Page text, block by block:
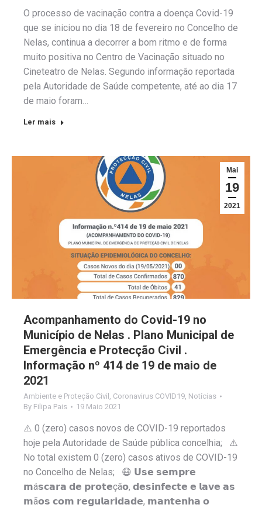
O processo de vacinação contra a doença Covid-19
que se iniciou no dia 18 de fevereiro no Concelho de
Nelas, continua a decorrer a bom ritmo e de forma
muito positiva no Centro de Vacinação situado no
Cineteatro de Nelas. Segundo informação reportada
pela Autoridade de Saúde competente, até ao dia 17
de maio foram…
Ler mais
Mai
19
2021
Acompanhamento do Covid-19 no
Município de Nelas . Plano Municipal de
Emergência e Protecção Civil .
Informação nº 414 de 19 de maio de
2021
Ambiente e Proteção Civil , Coronavirus COVID19, Notícias
By Filipa Pais 19 Maio 2021
⚠️ 0 (zero) casos novos de COVID-19 reportados
hoje pela Autoridade de Saúde pública concelhia; ⚠️
No total existem 0 (zero) casos ativos de COVID-19
no Concelho de Nelas; 😷 𝗨𝘀𝗲 𝘀𝗲𝗺𝗽𝗿𝗲
𝗺á𝘀𝗰𝗮𝗿𝗮 𝗱𝗲 𝗽𝗿𝗼𝘁𝗲çã𝗼, 𝗱𝗲𝘀𝗶𝗻𝗳𝗲𝗰𝘁𝗲 𝗲 𝗹𝗮𝘃𝗲 𝗮𝘀
𝗺ã𝗼𝘀 𝗰𝗼𝗺 𝗿𝗲𝗴𝘂𝗹𝗮𝗿𝗶𝗱𝗮𝗱𝗲, 𝗺𝗮𝗻𝘁𝗲𝗻𝗵𝗮 𝗼